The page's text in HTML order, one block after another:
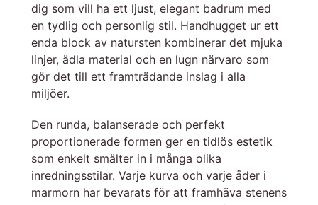
dig som vill ha ett ljust, elegant badrum med
en tydlig och personlig stil. Handhugget ur ett
enda block av natursten kombinerar det mjuka
linjer, ädla material och en lugn närvaro som
gör det till ett framträdande inslag i alla
miljöer.
Den runda, balanserade och perfekt
proportionerade formen ger en tidlös estetik
som enkelt smälter in i många olika
inredningsstilar. Varje kurva och varje åder i
marmorn har bevarats för att framhäva stenens